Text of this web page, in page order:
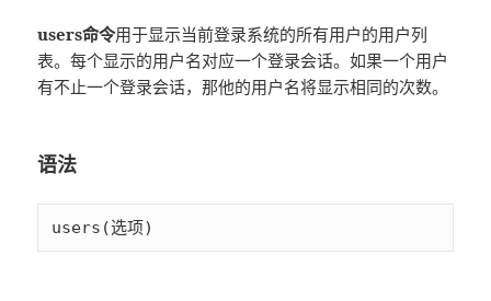
users命令用于显示当前登录系统的所有用户的用户列
表。每个显示的用户名对应一个登录会话。如果一个用户
有不止一个登录会话，那他的用户名将显示相同的次数。
语法
users(选项)